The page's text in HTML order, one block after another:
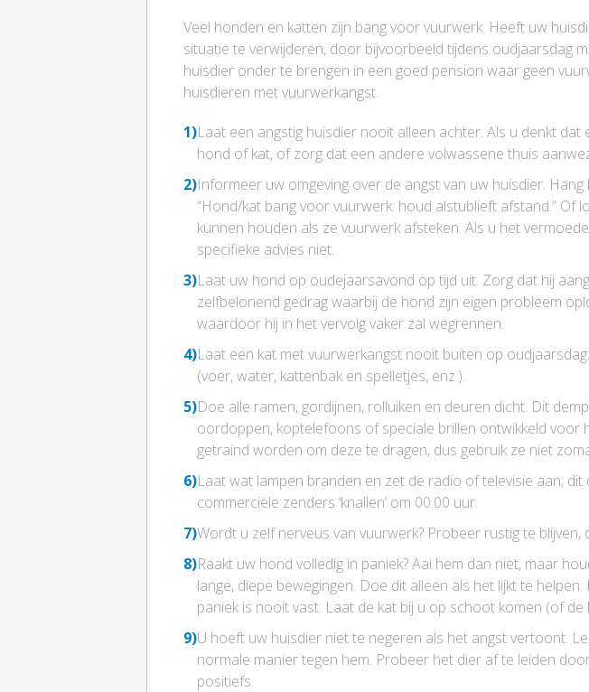
Veel honden en katten zijn bang voor vuurwerk. Heeft uw
situatie te verwijderen, door bijvoorbeeld tijdens oudjaarsdag
huisdier onder te brengen in een goed pension waar geen
huisdieren met vuurwerkangst.
1)Laat een angstig huisdier nooit alleen achter. Als u denkt
hond of kat, of zorg dat een andere volwassene thuis
2)Informeer uw omgeving over de angst van uw huisdier.
“Hond/kat bang voor vuurwerk: houd alstublieft afstand.”
kunnen houden als ze vuurwerk afsteken. Als u het
specifieke advies niet.
3)Laat uw hond op oudejaarsavond op tijd uit. Zorg dat hij
zelfbelonend gedrag waarbij de hond zijn eigen probleem
waardoor hij in het vervolg vaker zal wegrennen.
4)Laat een kat met vuurwerkangst nooit buiten op
(voer, water, kattenbak en spelletjes, enz.).
5)Doe alle ramen, gordijnen, rolluiken en deuren dicht. Dit
oordoppen, koptelefoons of speciale brillen ontwikkeld
getraind worden om deze te dragen, dus gebruik ze niet
6)Laat wat lampen branden en zet de radio of televisie aan;
commerciële zenders ‘knallen’ om 00.00 uur.
7)Wordt u zelf nerveus van vuurwerk? Probeer rustig te
8)Raakt uw hond volledig in paniek? Aai hem dan niet, maar
lange, diepe bewegingen. Doe dit alleen als het lijkt te
paniek is nooit vast. Laat de kat bij u op schoot komen (of
9)U hoeft uw huisdier niet te negeren als het angst vertoont.
normale manier tegen hem. Probeer het dier af te leiden
positiefs.